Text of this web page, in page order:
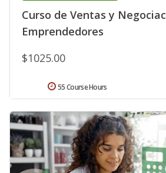
Curso de Ventas y
Emprendedores
$1025.00
55 Course Hours